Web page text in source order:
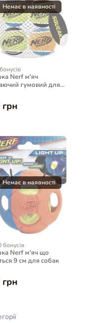
Nerf м'яч
гумовий для
бонусів
Nerf м'яч що
9 см для собак